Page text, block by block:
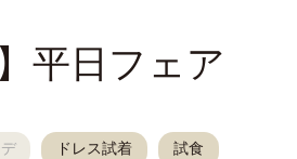
平日フェア
ドレス試着 試食